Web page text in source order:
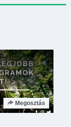
Megosztás